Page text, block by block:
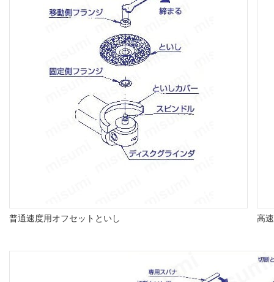
普通速度用オフセットといし 高